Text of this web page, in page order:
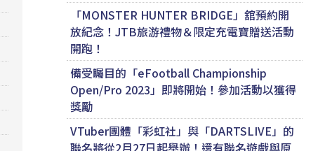
「MONSTER HUNTER BRIDGE」舘預約開
放紀念！JTB旅游禮物＆限定充電寶贈送活動
開跑！
備受矚目的「eFootball Championship
Open/Pro 2023」即將開始！參加活動以獲得
獎勵
VTuber團體「彩虹社」與「DARTSLIVE」的
聯名將從2月27日起舉辦！還有聯名遊戲與原